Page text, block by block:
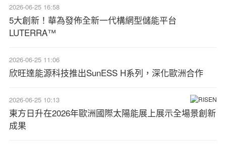
2026-06-25 16:58
5大創新！華為發佈全新一代構網型儲能平台
LUTERRA™
2026-06-25 11:06
欣旺達能源科技推出SunESS H系列，深化歐洲合作
2026-06-25 10:13
東方日升在2026年歐洲國際太陽能展上展示全場景創新
成果